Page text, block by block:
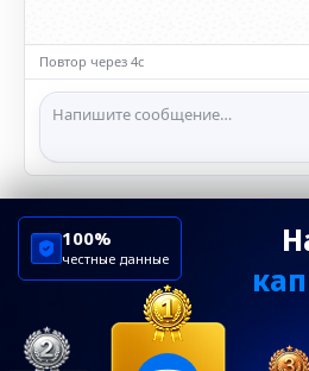
насилию.
ℹ️ Модераторы и
сообщения и ограничивать
нарушении правил.
Повтор через 4с
100%
честные данные
ChelseaBluesRu
Посетителям